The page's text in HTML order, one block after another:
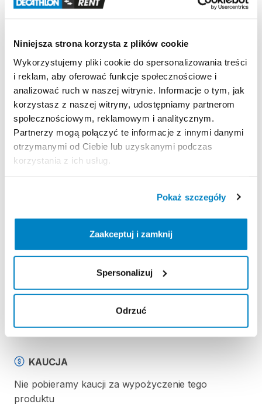
Niniejsza strona korzysta z plików cookie
Wykorzystujemy pliki cookie do spersonalizowania treści
i reklam, aby oferować funkcje społecznościowe i
analizować ruch w naszej witrynie. Informacje o tym, jak
korzystasz z naszej witryny, udostępniamy partnerom
społecznościowym, reklamowym i analitycznym.
Partnerzy mogą połączyć te informacje z innymi danymi
otrzymanymi od Ciebie lub uzyskanymi podczas
korzystania z ich usług.
Pokaż szczegóły
Zaakceptuj i zamknij
Spersonalizuj
Odrzuć
—
Informacje o produkcie
Nosidełko zaprojektowane do noszenia dziecka
wędrówki i zajęcia na dworze.
Osłona przed słońcem​,​ regulowane siedzisko
oddychające plecy​,​ komfort
Maksymalna waga dziecka: 18 kg
Strona produktu w sklepie
Zasady wypożyczenia
REGULAMIN
KAUCJA
Nie pobieramy kaucji za wypożyczenie tego
produktu